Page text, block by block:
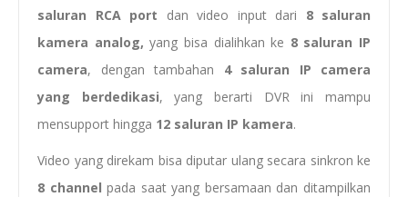
saluran RCA port dan video input dari 8 saluran
kamera analog,yang bisa dialihkan ke 8 saluran IP
camera, dengan tambahan 4 saluran IP camera
yang berdedikasi, yang berarti DVR ini mampu
mensupport hingga 12 saluran IP kamera.
Video yang direkam bisa diputar ulang secara sinkron ke
8 channel pada saat yang bersamaan dan ditampilkan